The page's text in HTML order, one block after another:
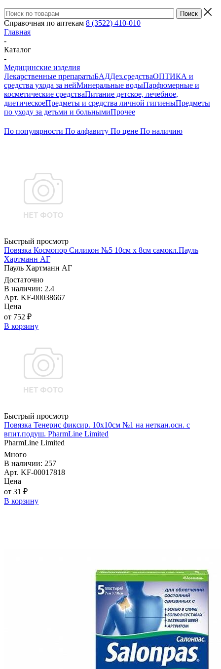
Справочная по аптекам 8 (3522) 410-010
Главная
-
Каталог
-
Медицинские изделия
Лекарственные препаратыБАДДез.средстваОПТИКА и
средства ухода за нейМинеральные водыПарфюмерные и
косметические средстваПитание детское, лечебное,
диетическоеПредметы и средства личной гигиеныПредметы
по уходу за детьми и больнымиПрочее
По популярности По алфавиту По цене По наличию
Быстрый просмотр
Повязка Космопор Силикон №5 10см х 8см самокл.Пауль
Хартманн AГ
Пауль Хартманн AГ
Достаточно
В наличии: 2.4
Арт. KF-00038667
Цена
от 752 ₽
В корзину
Быстрый просмотр
Повязка Тенерис фиксир. 10х10см №1 на неткан.осн. с
впит.подуш. PharmLine Limited
PharmLine Limited
Много
В наличии: 257
Арт. KF-00017818
Цена
от 31 ₽
В корзину